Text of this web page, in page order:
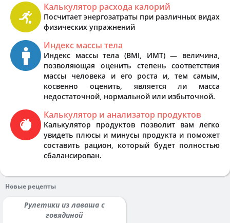
Калькулятор расхода калорий
Посчитает энергозатраты при различных видах
физических упражнений
Индекс массы тела
Индекс массы тела (BMI, ИМТ) — величина,
позволяющая оценить степень соответствия
массы человека и его роста и, тем самым,
косвенно оценить, является ли масса
недостаточной, нормальной или избыточной.
Калькулятор и анализатор продуктов
Калькулятор продуктов позволит вам легко
увидеть плюсы и минусы продукта и поможет
составить рацион, который будет полностью
сбалансирован.
Новые рецепты
Рулетики из лаваша с
говядиной